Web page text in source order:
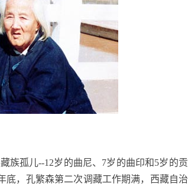
族孤儿--12岁的曲尼、 7岁的曲印和5岁的
底，孔繁森第二次调藏工作期满，西藏自